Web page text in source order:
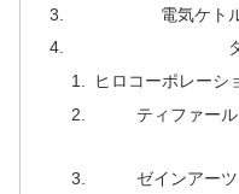
電気ケト
ヒロコーポレーシ
ティファー
ゼインアー